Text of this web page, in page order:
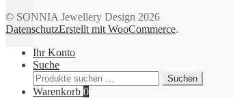
© SONNIA Jewellery Design 2026
DatenschutzErstellt mit WooCommerce.
Ihr Konto
Suche
Suchen
nach:
Suchen
Warenkorb 0